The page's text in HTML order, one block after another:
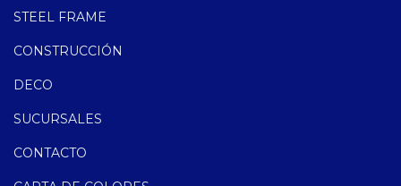
STEEL FRAME
CONSTRUCCIÓN
DECO
SUCURSALES
CONTACTO